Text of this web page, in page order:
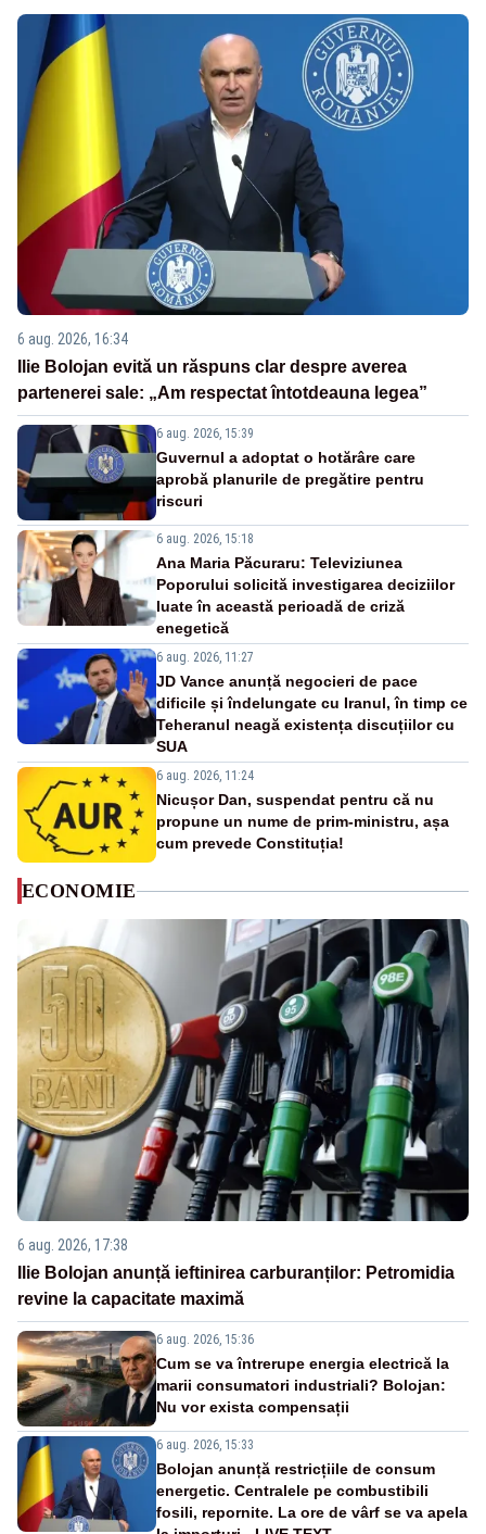
6 aug. 2026, 16:34
Ilie Bolojan evită un răspuns clar despre averea
partenerei sale: „Am respectat întotdeauna legea”
6 aug. 2026, 15:39
Guvernul a adoptat o hotărâre care
aprobă planurile de pregătire pentru
riscuri
6 aug. 2026, 15:18
Ana Maria Păcuraru: Televiziunea
Poporului solicită investigarea deciziilor
luate în această perioadă de criză
enegetică
6 aug. 2026, 11:27
JD Vance anunță negocieri de pace
dificile și îndelungate cu Iranul, în timp ce
Teheranul neagă existența discuțiilor cu
SUA
6 aug. 2026, 11:24
Nicușor Dan, suspendat pentru că nu
propune un nume de prim-ministru, așa
cum prevede Constituția!
ECONOMIE
6 aug. 2026, 17:38
Ilie Bolojan anunță ieftinirea carburanților: Petromidia
revine la capacitate maximă
6 aug. 2026, 15:36
Cum se va întrerupe energia electrică la
marii consumatori industriali? Bolojan:
Nu vor exista compensații
6 aug. 2026, 15:33
Bolojan anunță restricțiile de consum
energetic. Centralele pe combustibili
fosili, repornite. La ore de vârf se va apela